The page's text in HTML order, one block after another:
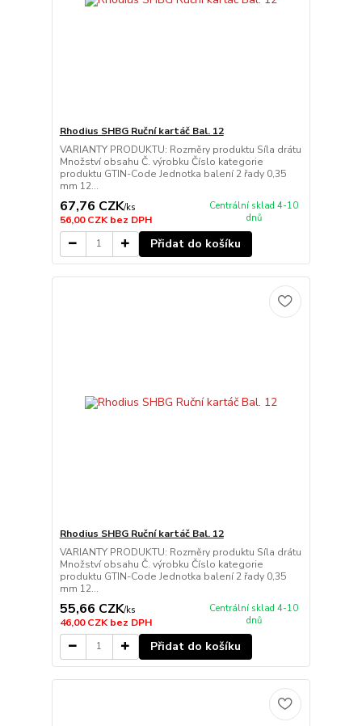
Rhodius SHBG Ruční kartáč Bal. 12
VARIANTY PRODUKTU: Rozměry produktu Síla drátu
Množství obsahu Č. výrobku Číslo kategorie
produktu GTIN-Code Jednotka balení 2 řady 0,35
mm 12...
67,76 CZK/ks
56,00 CZKbez DPH
Centrální sklad 4-10
dnů
Přidat do košíku
Rhodius SHBG Ruční kartáč Bal. 12
VARIANTY PRODUKTU: Rozměry produktu Síla drátu
Množství obsahu Č. výrobku Číslo kategorie
produktu GTIN-Code Jednotka balení 2 řady 0,35
mm 12...
55,66 CZK/ks
46,00 CZKbez DPH
Centrální sklad 4-10
dnů
Přidat do košíku